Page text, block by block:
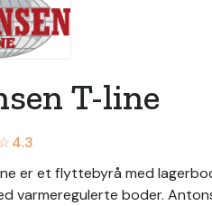
T-line
4.3
er et flyttebyrå med
varmeregulerte boder.